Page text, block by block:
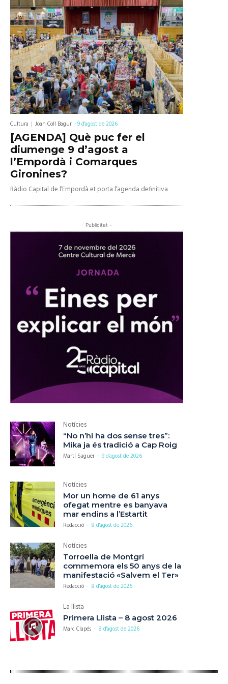
Cultura Joan Coll Bagur -9 d'agost de 2026
[AGENDA] Què puc fer el
diumenge 9 d’agost a
l’Empordà i Comarques
Gironines?
Ràdio Capital de l’Empordà et porta l’agenda definitiva
- Publicitat -
Notícies
“No n’hi ha dos sense tres”:
Mika ja és tradició a Cap Roig
Martí Saguer - 9 d'agost de 2026
Notícies
Mor un home de 61 anys
ofegat mentre es banyava
mar endins a l’Estartit
Redacció - 8 d'agost de 2026
Notícies
Torroella de Montgrí
commemora els 50 anys de la
manifestació «Salvem el Ter»
Redacció - 8 d'agost de 2026
La llista
Primera Llista – 8 agost 2026
Marc Clapés - 8 d'agost de 2026